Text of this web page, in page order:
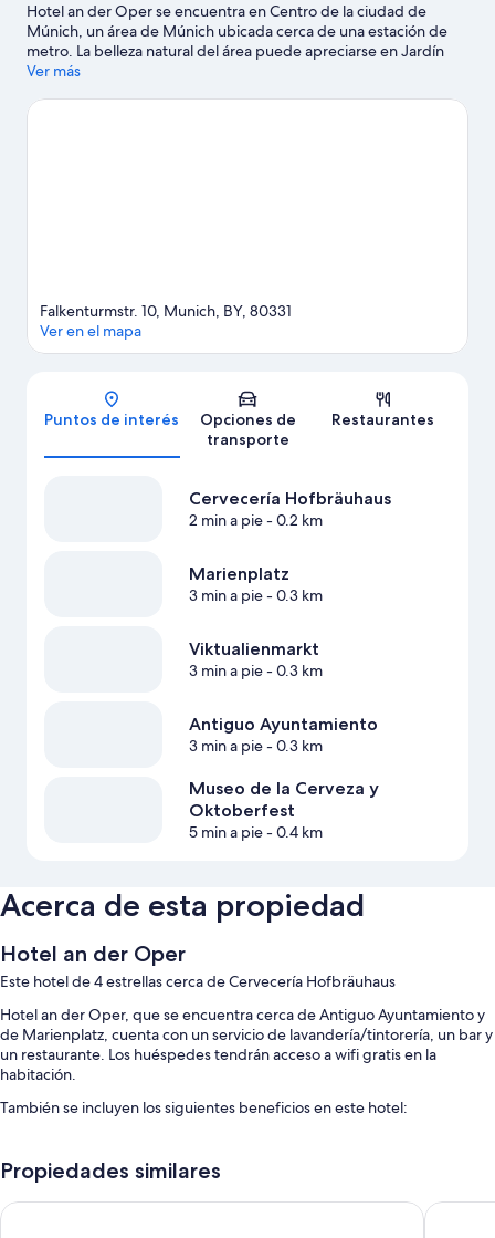
Hotel an der Oper se encuentra en Centro de la ciudad de
Múnich, un área de Múnich ubicada cerca de una estación de
metro. La belleza natural del área puede apreciarse en Jardín
inglés y Estadio olímpico, mientras que Museo de la Cerveza y
destacados. ¿Quieres asistir a un evento o partido? Échale un
Ver más
Mapa
Falkenturmstr. 10, Munich, BY, 80331
Ver en el mapa
Puntos de interés
Opciones de
transporte
Restaurantes
Cervecería Hofbräuhaus
2 min a pie- 0.2 km
Marienplatz
3 min a pie- 0.3 km
Viktualienmarkt
3 min a pie- 0.3 km
Antiguo Ayuntamiento
3 min a pie- 0.3 km
Museo de la Cerveza y
Oktoberfest
5 min a pie- 0.4 km
Acerca de esta propiedad
Hotel an der Oper
Este hotel de 4 estrellas cerca de Cervecería Hofbräuhaus
Hotel an der Oper, que se encuentra cerca de Antiguo Ayuntamiento y
de Marienplatz, cuenta con un servicio de lavandería/tintorería, un bar y
un restaurante. Los huéspedes tendrán acceso a wifi gratis en la
habitación.
También se incluyen los siguientes beneficios en este hotel:
caja de seguridad en la recepción
Servicio de lavandería, servicios de concierge y áreas para no
Propiedades similares
Platzl Hotel Hotel